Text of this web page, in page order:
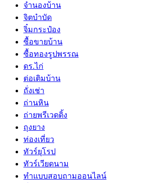
จำนองบ้าน
จิตบำบัด
จิ๋มกระป๋อง
ซื้อขายบ้าน
ซื้อทองรูปพรรณ
ดร.ไก่
ต่อเติมบ้าน
ถั่งเช่า
ถ่านหิน
ถ่ายพรีเวดดิ้ง
ถุงยาง
ท่องเที่ยว
ทัวร์ยุโรป
ทัวร์เวียดนาม
ทำแบบสอบถามออนไลน์